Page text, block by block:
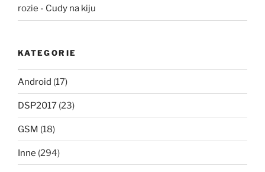
rozie - Cudy na kiju
KATEGORIE
Android (17)
DSP2017 (23)
GSM (18)
Inne (294)